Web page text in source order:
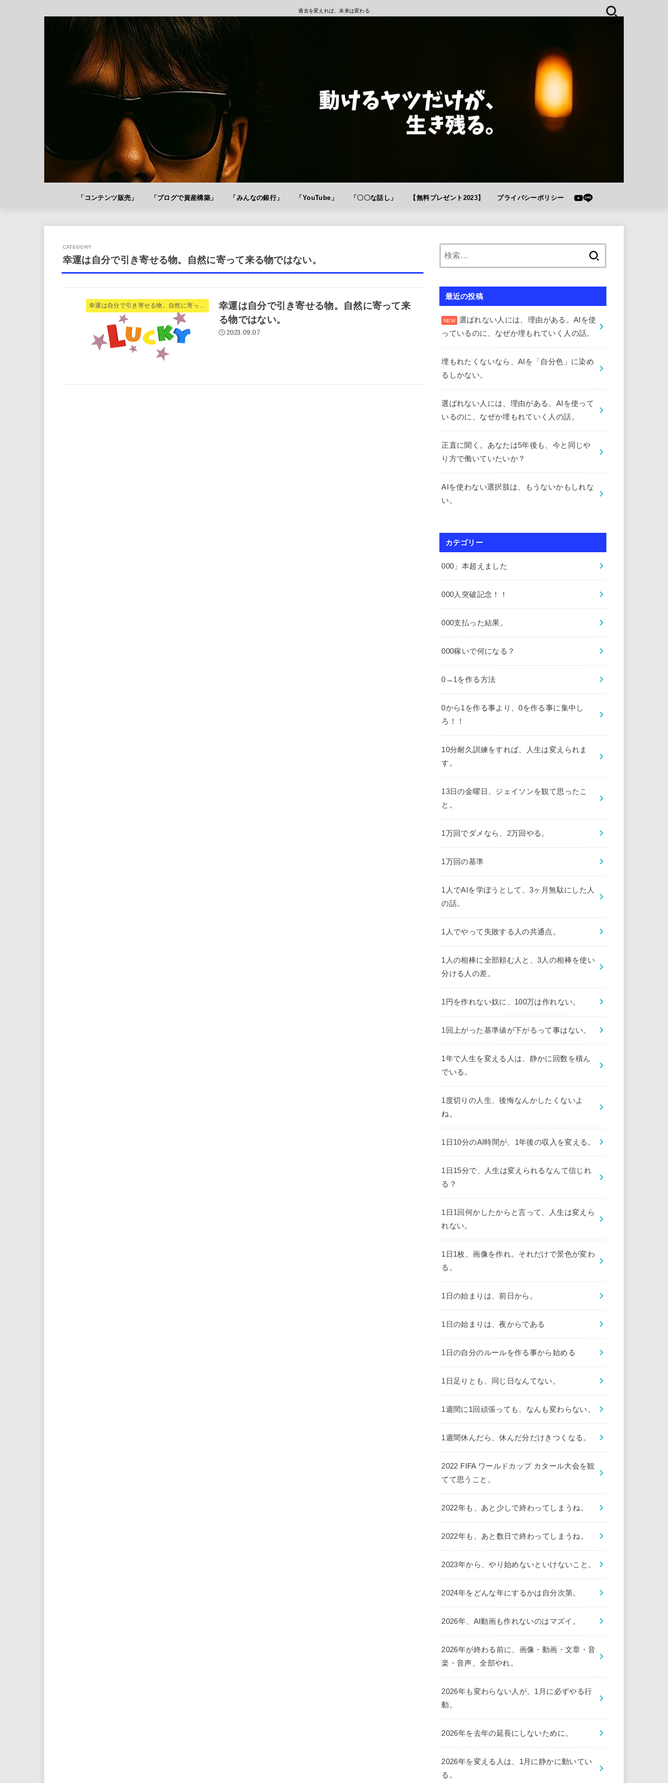
過去を変えれば、未来は変わる
「コンテンツ販売」 「ブログで資産構築」 「みんなの銀行」 「YouTube」 「〇〇な話し」 【無料プレゼント2023】 プライバシーポリシー
幸運は自分で引き寄せる物。自然に寄って来る物ではない。
幸運は自分で引き寄せる物。自然に寄って来る物ではない。
幸運は自分で引き寄せる物。自然に寄って来
る物ではない。
2023.09.07
最近の投稿
選ばれない人には、理由がある。AIを使
っているのに、なぜか埋もれていく人の話。
埋もれたくないなら、AIを「自分色」に染め
るしかない。
選ばれない人には、理由がある。AIを使って
いるのに、なぜか埋もれていく人の話。
正直に聞く。あなたは5年後も、今と同じや
り方で働いていたいか？
AIを使わない選択肢は、もうないかもしれな
い。
カテゴリー
000」本超えました
000人突破記念！！
000支払った結果。
000稼いで何になる？
0→1を作る方法
0から1を作る事より、0を作る事に集中し
ろ！！
10分耐久訓練をすれば、人生は変えられま
す。
13日の金曜日、ジェイソンを観て思ったこ
と。
1万回でダメなら、2万回やる。
1万回の基準
1人でAIを学ぼうとして、3ヶ月無駄にした人
の話。
1人でやって失敗する人の共通点。
1人の相棒に全部頼む人と、3人の相棒を使い
分ける人の差。
1円を作れない奴に、100万は作れない。
1回上がった基準値が下がるって事はない。
1年で人生を変える人は、静かに回数を積ん
でいる。
1度切りの人生、後悔なんかしたくないよ
ね。
1日10分のAI時間が、1年後の収入を変える。
1日15分で、人生は変えられるなんて信じれ
る？
1日1回何かしたからと言って、人生は変えら
れない。
1日1枚、画像を作れ。それだけで景色が変わ
る。
1日の始まりは、前日から。
1日の始まりは、夜からである
1日の自分のルールを作る事から始める
1日足りとも、同じ日なんてない。
1週間に1回頑張っても、なんも変わらない。
1週間休んだら、休んだ分だけきつくなる。
2022 FIFA ワールドカップ カタール大会を観
てて思うこと。
2022年も、あと少しで終わってしまうね。
2022年も、あと数日で終わってしまうね。
2023年から、やり始めないといけないこと。
2024年をどんな年にするかは自分次第。
2026年、AI動画も作れないのはマズイ。
2026年が終わる前に、画像・動画・文章・音
楽・音声、全部やれ。
2026年も変わらない人が、1月に必ずやる行
動。
2026年を去年の延長にしないために。
2026年を変える人は、1月に静かに動いてい
る。